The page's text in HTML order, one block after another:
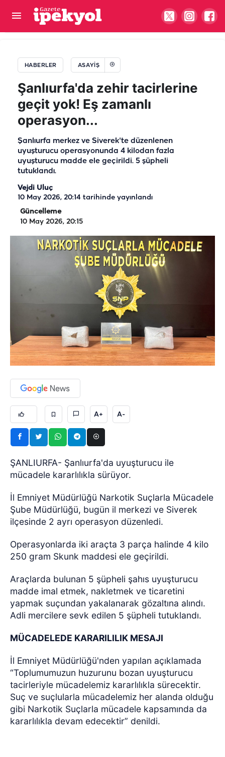
HABERLER ASAYIŞ
Şanlıurfa'da zehir tacirlerine
geçit yok! Eş zamanlı
operasyon...
Şanlıurfa merkez ve Siverek'te düzenlenen
uyuşturucu operasyonunda 4 kilodan fazla
uyuşturucu madde ele geçirildi. 5 şüpheli
tutuklandı.
Vejdi Uluç
10 May 2026, 20:14 tarihinde yayınlandı
Güncelleme
10 May 2026, 20:15
A+ A-
ŞANLIURFA- Şanlıurfa'da uyuşturucu ile
mücadele kararlılıkla sürüyor.
İl Emniyet Müdürlüğü Narkotik Suçlarla Mücadele
Şube Müdürlüğü, bugün il merkezi ve Siverek
ilçesinde 2 ayrı operasyon düzenledi.
Operasyonlarda iki araçta 3 parça halinde 4 kilo
250 gram Skunk maddesi ele geçirildi.
Araçlarda bulunan 5 şüpheli şahıs uyuşturucu
madde imal etmek, nakletmek ve ticaretini
yapmak suçundan yakalanarak gözaltına alındı.
Adli mercilere sevk edilen 5 şüpheli tutuklandı.
MÜCADELEDE KARARILILIK MESAJI
İl Emniyet Müdürlüğü'nden yapılan açıklamada
“Toplumumuzun huzurunu bozan uyuşturucu
tacirleriyle mücadelemiz kararlılıkla sürecektir.
Suç ve suçlularla mücadelemiz her alanda olduğu
gibi Narkotik Suçlarla mücadele kapsamında da
kararlılıkla devam edecektir” denildi.
Şanlıurfa’da sürücüyü şaşırtan ses: Motor